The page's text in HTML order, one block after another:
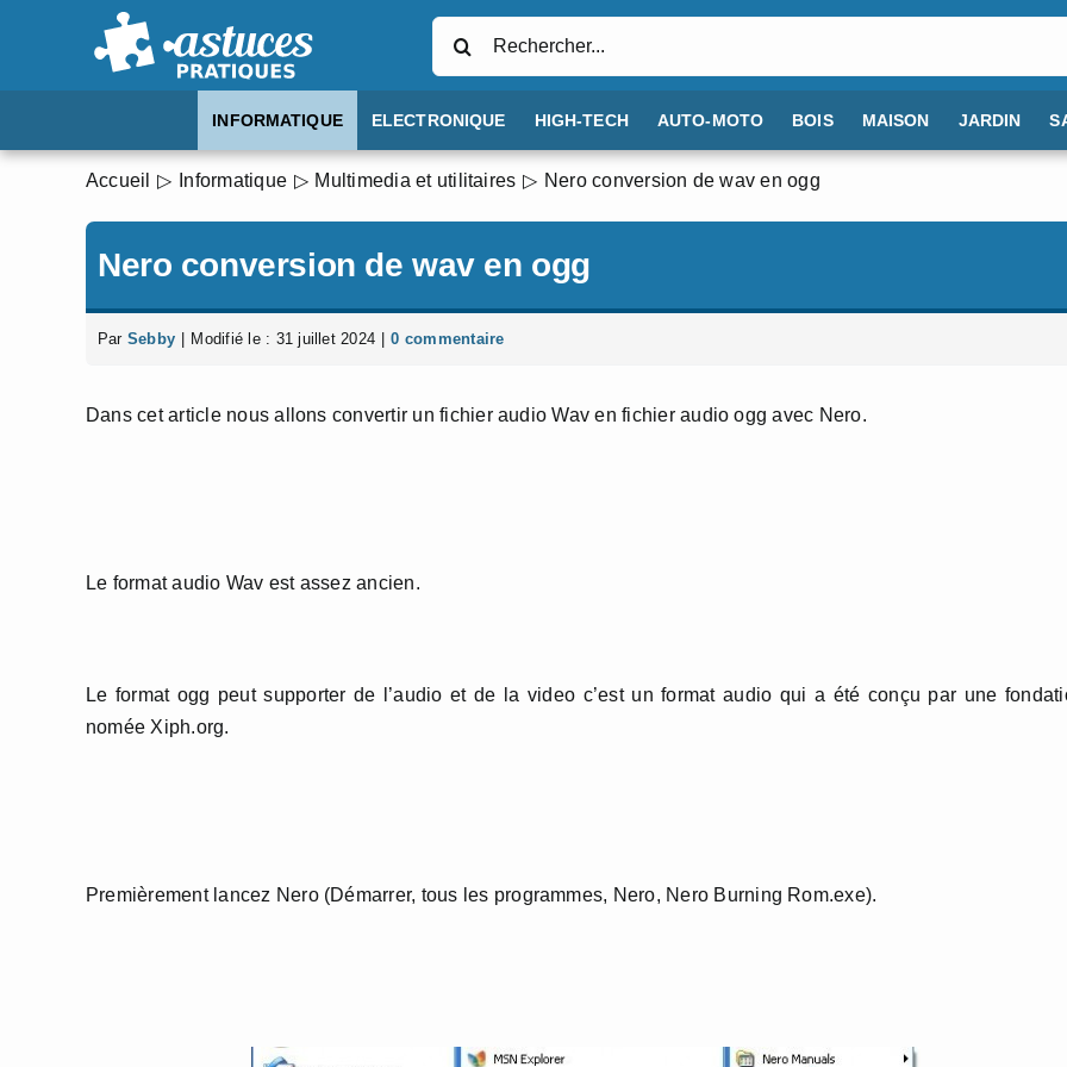
INFORMATIQUE ELECTRONIQUE HIGH-TECH AUTO-MOTO BOIS MAISON JARDIN
Accueil Informatique Multimedia et utilitaires Nero conversion de wav en ogg
Nero conversion de wav en ogg
Par Sebby Modifié le : 31 juillet 2024 0 commentaire
Dans cet article nous allons convertir un fichier audio Wav en fichier audio ogg avec Nero.
Le format audio Wav est assez ancien.
Le format ogg peut supporter de l’audio et de la video c’est un format audio qui a été conçu par une
nomée Xiph.org.
Premièrement lancez Nero (Démarrer, tous les programmes, Nero, Nero Burning Rom.exe).